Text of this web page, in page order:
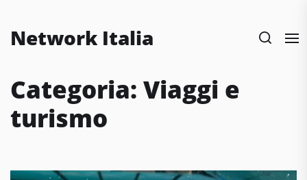
theNetwork Italia
Categoria: Viaggi e
turismo